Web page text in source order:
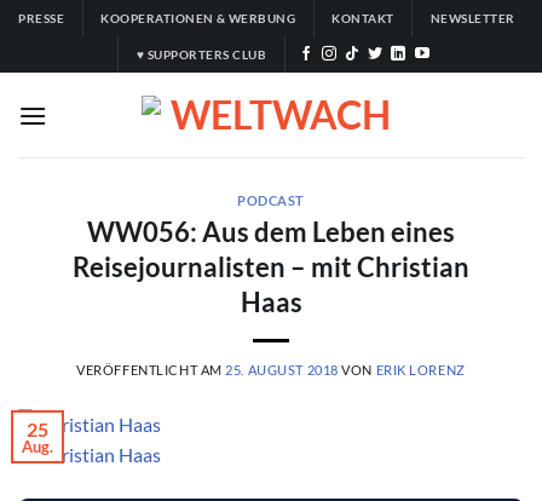
Zum
springen
PRESSE KOOPERATIONEN & WERBUNG KONTAKT NEWSLETTER
♥ SUPPORTERS CLUB
PODCAST
WW056: Aus dem Leben eines
Reisejournalisten – mit Christian
Haas
VERÖFFENTLICHT AM 25. AUGUST 2018 VON ERIK LORENZ
© Christian Haas
25
Aug.